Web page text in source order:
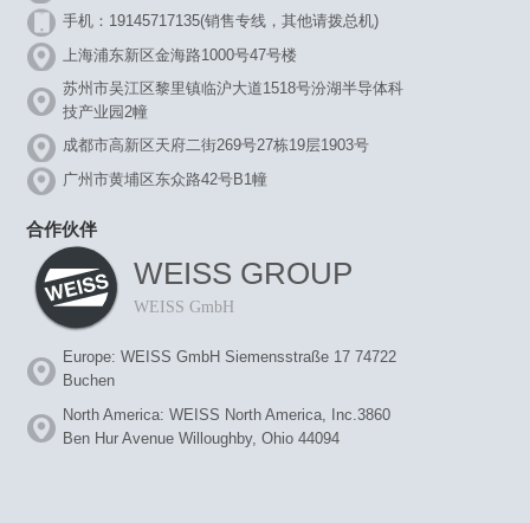
手机：19145717135(销售专线，其他请拨总机)
上海浦东新区金海路1000号47号楼
苏州市吴江区黎里镇临沪大道1518号汾湖半导体科
技产业园2幢
成都市高新区天府二街269号27栋19层1903号
广州市黄埔区东众路42号B1幢
合作伙伴
WEISS GROUP
WEISS GmbH
Europe: WEISS GmbH Siemensstraße 17 74722
Buchen
North America: WEISS North America, Inc.3860
Ben Hur Avenue Willoughby, Ohio 44094